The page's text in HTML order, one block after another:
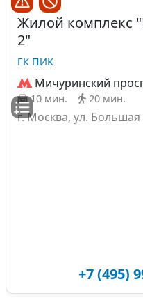
Жилой комплекс
2"
ГК ПИК
Мичуринский
10 мин. 20 мин.
г. Москва, ул.
+7 (495)